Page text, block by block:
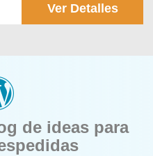
Ver Detalles
de ideas para